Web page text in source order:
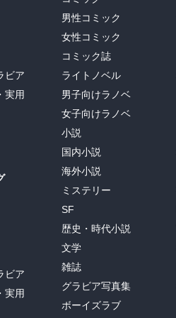
ビア
実用
ビア
実用
男性コミック
女性コミック
コミック誌
ライトノベル
男子向けラノベ
女子向けラノベ
小説
国内小説
海外小説
ミステリー
SF
歴史・時代小説
文学
雑誌
グラビア写真集
ボーイズラブ